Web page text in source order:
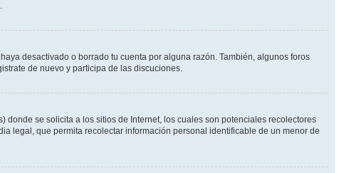
desactivado o borrado tu cuenta por alguna razón. También, algunos foros
de nuevo y participa de las discuciones.
se solicita a los sitios de Internet, los cuales son potenciales recolectores
legal, que permita recolectar información personal identificable de un menor de